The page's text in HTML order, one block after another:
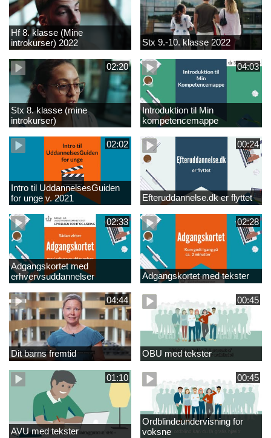
Hf 8. klasse (Mine
introkurser) 2022
Stx 9.-10. klasse 2022
02:20
Stx 8. klasse (mine
introkurser)
04:03
Introduktion til Min
kompetencemappe
02:02
Intro til UddannelsesGuiden
for unge v. 2021
00:24
Efteruddannelse.dk er flyttet
02:33
Adgangskortet med
erhvervsuddannelser
02:28
Adgangskortet med tekster
04:44
Dit barns fremtid
00:45
OBU med tekster
01:10
AVU med tekster
00:45
Ordblindeundervisning for
voksne